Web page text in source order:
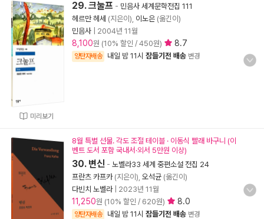
미리보기
29. 크눌프 - 민음사 세계문학전집 111
헤르만 헤세 (지은이), 이노은 (옮긴이)
민음사
2004년 11월
8,100원 (10% 할인 / 450원) 8.7
양탄자배송 내일 밤 11시 잠들기전 배송 변경
8월 특별 선물. 각도 조절 테이블 · 이동식 빨래 바구니 (이
벤트 도서 포함 국내서·외서 5만원 이상)
30. 변신 - 노벨라33 세계 중편소설 전집 24
프란츠 카프카(지은이), 오석균 (옮긴이)
다빈치 노벨라| 2023년 11월
11,250원 (10% 할인 / 620원) 8.0
양탄자배송 내일 밤 11시 잠들기전 배송 변경